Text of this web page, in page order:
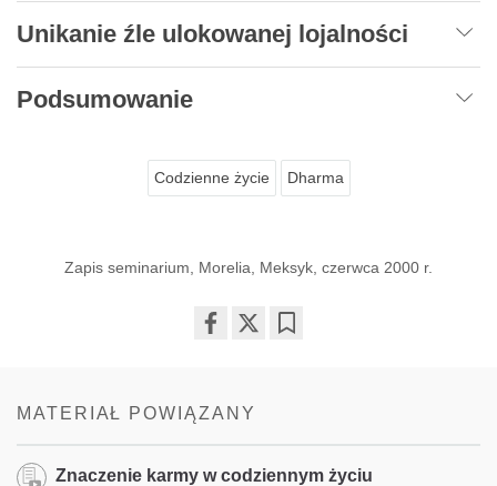
Unikanie źle ulokowanej lojalności
Podsumowanie
Codzienne życie Dharma
Zapis seminarium, Morelia, Meksyk, czerwca 2000 r.
MATERIAŁ POWIĄZANY
Znaczenie karmy w codziennym życiu